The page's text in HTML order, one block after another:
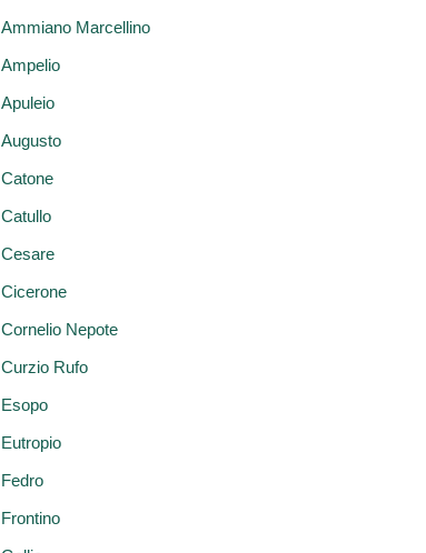
Ammiano Marcellino
Ampelio
Apuleio
Augusto
Catone
Catullo
Cesare
Cicerone
Cornelio Nepote
Curzio Rufo
Esopo
Eutropio
Fedro
Frontino